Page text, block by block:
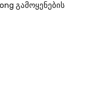
გამოყენების